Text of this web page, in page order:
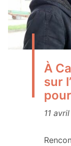
À
sur
11